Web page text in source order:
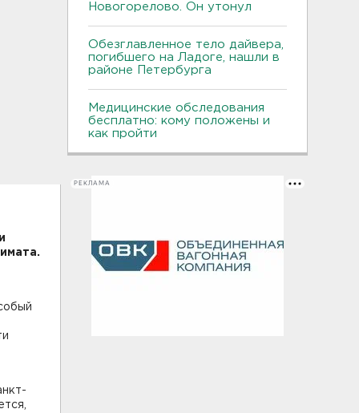
Новогорелово. Он утонул
Обезглавленное тело дайвера,
погибшего на Ладоге, нашли в
районе Петербурга
Медицинские обследования
бесплатно: кому положены и
как пройти
РЕКЛАМА